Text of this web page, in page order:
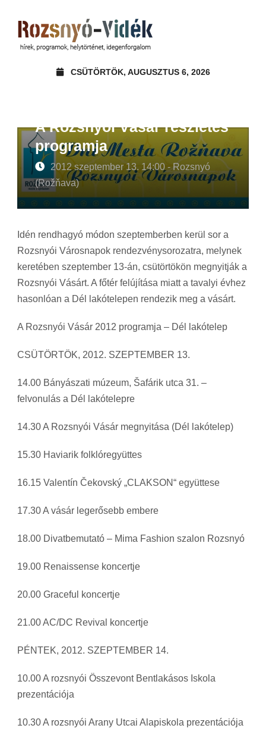
CSÜTÖRTÖK, AUGUSZTUS 6, 2026
A Rozsnyói Vásár részletes
programja
2012 szeptember 13. 14:00 - Rozsnyó
(Rožňava)
Idén rendhagyó módon szeptemberben kerül sor a
Rozsnyói Városnapok rendezvénysorozatra, melynek
keretében szeptember 13-án, csütörtökön megnyitják a
Rozsnyói Vásárt. A főtér felújítása miatt a tavalyi évhez
hasonlóan a Dél lakótelepen rendezik meg a vásárt.
A Rozsnyói Vásár 2012 programja – Dél lakótelep
CSÜTÖRTÖK, 2012. SZEPTEMBER 13.
14.00 Bányászati múzeum, Šafárik utca 31. –
felvonulás a Dél lakótelepre
14.30 A Rozsnyói Vásár megnyitása (Dél lakótelep)
15.30 Haviarik folklóregyüttes
16.15 Valentín Čekovský „CLAKSON“ együttese
17.30 A vásár legerősebb embere
18.00 Divatbemutató – Mima Fashion szalon Rozsnyó
19.00 Renaissense koncertje
20.00 Graceful koncertje
21.00 AC/DC Revival koncertje
PÉNTEK, 2012. SZEPTEMBER 14.
10.00 A rozsnyói Összevont Bentlakásos Iskola
prezentációja
10.30 A rozsnyói Arany Utcai Alapiskola prezentációja